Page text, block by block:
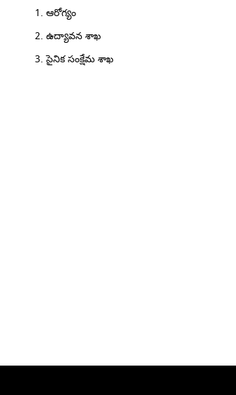
ఆరోగ్యం
ఉద్యావన శాఖ
సైనిక సంక్షేమ శాఖ